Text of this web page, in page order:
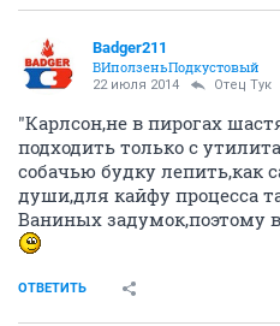
Badger211
ВИползеньПодкустовый
22 июля 2014 Отец Тук
"Карлсон,не в пирогах
подходить только с
собачью будку лепить,как
души,для кайфу процесса
Ваниных задумок,поэтому
ОТВЕТИТЬ